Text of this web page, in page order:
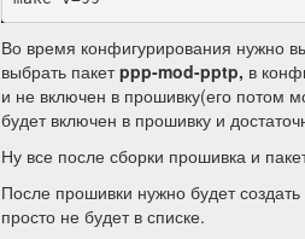
Во время конфигурирования нужно
выбрать пакетppp-mod-pptp, в
и не включен в прошивку(его потом
будет включен в прошивку и
Ну все после сборки прошивка и
После прошивки нужно будет
просто не будет в списке.